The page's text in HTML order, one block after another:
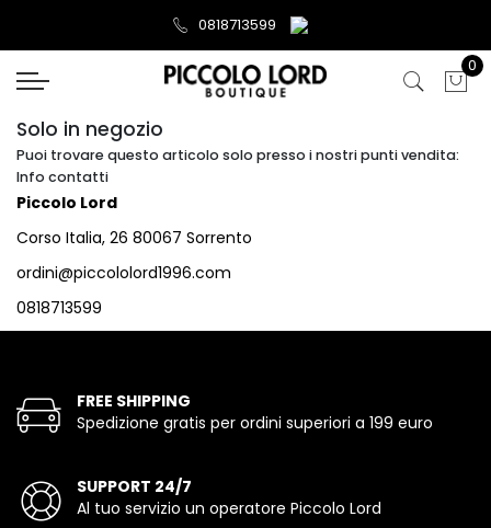
0818713599
0
Solo in negozio
Puoi trovare questo articolo solo presso i nostri punti vendita:
Info contatti
Piccolo Lord
Corso Italia, 26 80067 Sorrento
ordini@piccololord1996.com
0818713599
FREE SHIPPING
Spedizione gratis per ordini superiori a 199 euro
SUPPORT 24/7
Al tuo servizio un operatore Piccolo Lord